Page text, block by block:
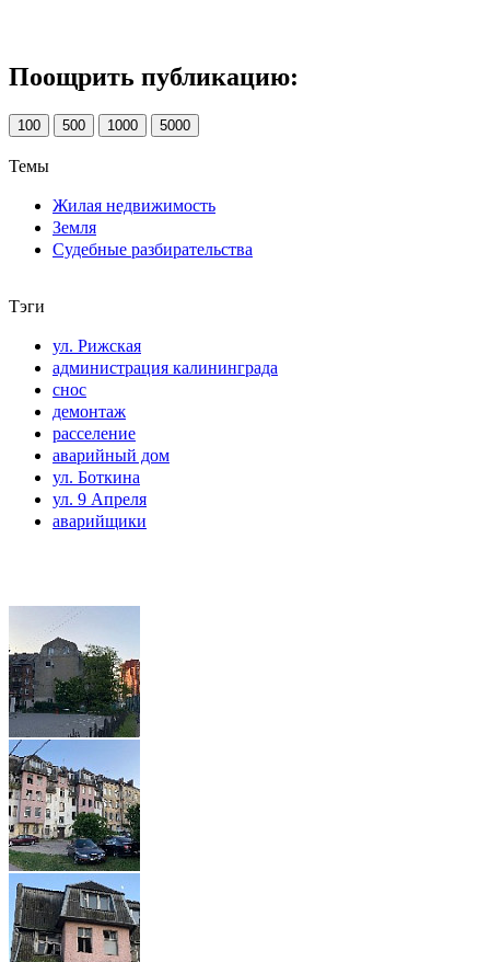
Поощрить публикацию:
100 500 1000 5000
Темы
Жилая недвижимость
Земля
Судебные разбирательства
Тэги
ул. Рижская
администрация калининграда
снос
демонтаж
расселение
аварийный дом
ул. Боткина
ул. 9 Апреля
аварийщики